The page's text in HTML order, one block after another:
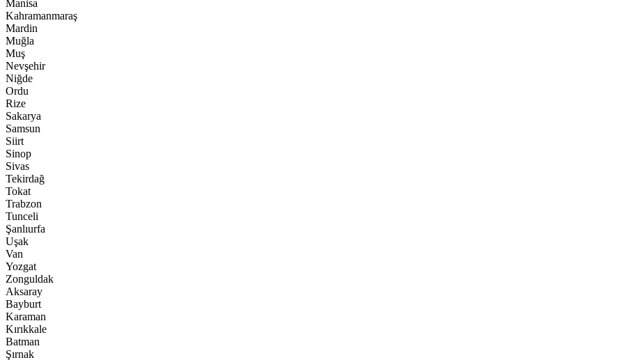
Manisa
Kahramanmaraş
Mardin
Muğla
Muş
Nevşehir
Niğde
Ordu
Rize
Sakarya
Samsun
Siirt
Sinop
Sivas
Tekirdağ
Tokat
Trabzon
Tunceli
Şanlıurfa
Uşak
Van
Yozgat
Zonguldak
Aksaray
Bayburt
Karaman
Kırıkkale
Batman
Şırnak